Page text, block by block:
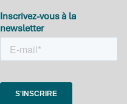
Inscrivez-vous à la
newsletter